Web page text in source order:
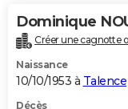
Dominique
Créer une cagnotte
Naissance
10/10/1953 à Talence
Décès